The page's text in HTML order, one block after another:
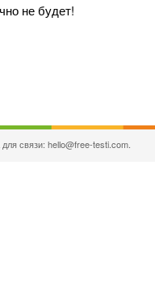
не будет!
связи: hello@free-testi.com.